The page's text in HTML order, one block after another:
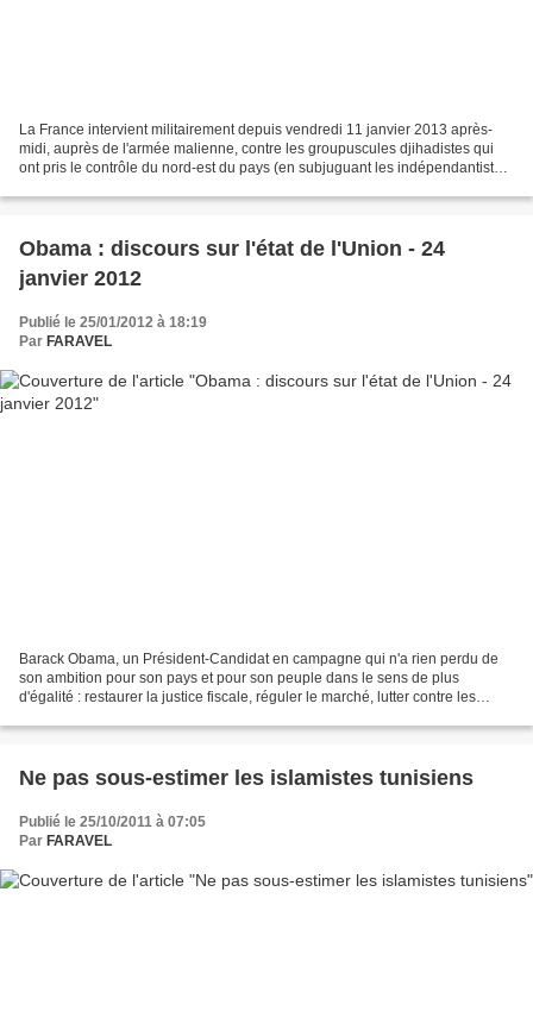
La France intervient militairement depuis vendredi 11 janvier 2013 après-
midi, auprès de l'armée malienne, contre les groupuscules djihadistes qui
ont pris le contrôle du nord-est du pays (en subjuguant les indépendantistes
Obama : discours sur l'état de l'Union - 24
janvier 2012
Publié le 25/01/2012 à 18:19
Par FARAVEL
Barack Obama, un Président-Candidat en campagne qui n'a rien perdu de
son ambition pour son pays et pour son peuple dans le sens de plus
d'égalité : restaurer la justice fiscale, réguler le marché, lutter contre les
Ne pas sous-estimer les islamistes tunisiens
Publié le 25/10/2011 à 07:05
Par FARAVEL